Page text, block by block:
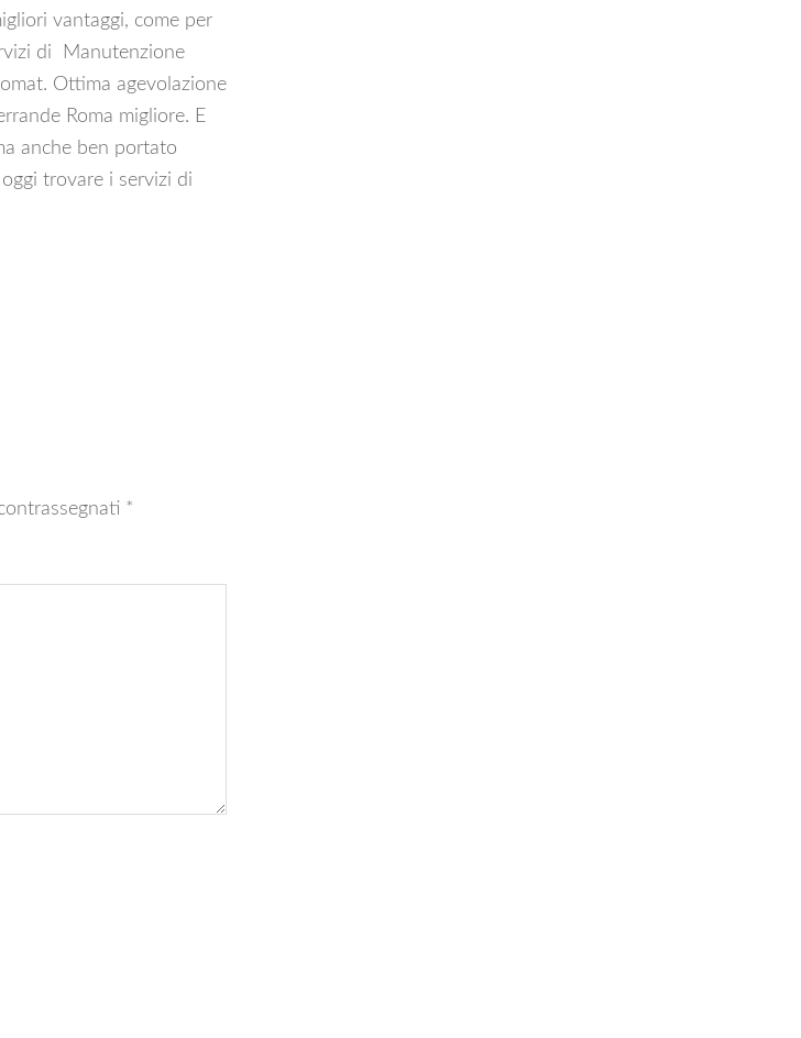
vantaggi, come per
di Manutenzione
Ottima agevolazione
Roma migliore. E
anche ben portato
trovare i servizi di
*